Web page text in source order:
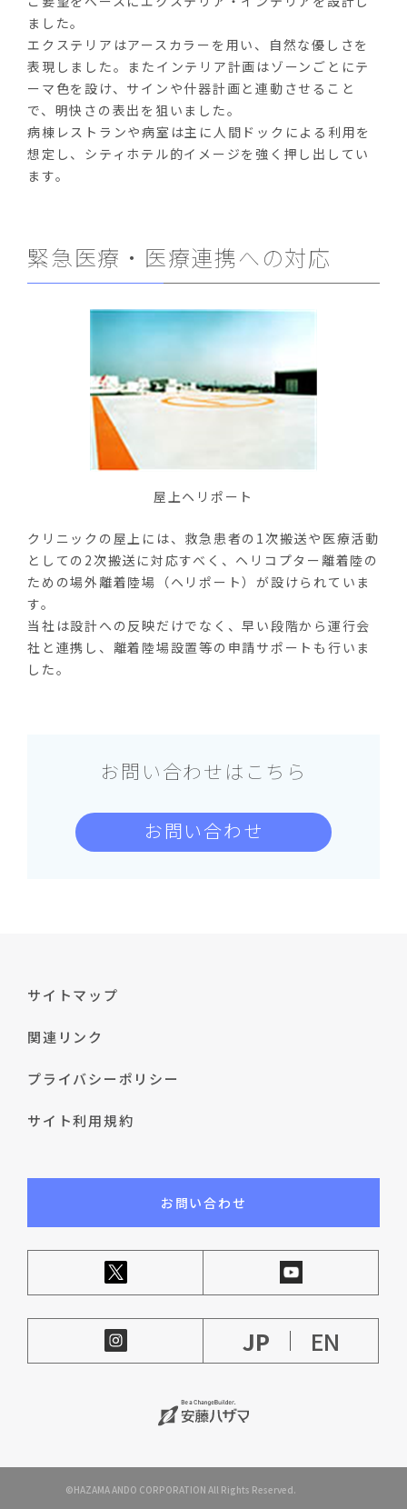
ました。
エクステリアはアースカラーを用い、自然な優しさを
表現しました。またインテリア計画はゾーンごとにテ
ーマ色を設け、サインや什器計画と連動させること
で、明快さの表出を狙いました。
病棟レストランや病室は主に人間ドックによる利用を
想定し、シティホテル的イメージを強く押し出してい
ます。
緊急医療・医療連携への対応
屋上ヘリポート
クリニックの屋上には、救急患者の1次搬送や医療活動
としての2次搬送に対応すべく、ヘリコプター離着陸の
ための場外離着陸場（ヘリポート）が設けられていま
す。
当社は設計への反映だけでなく、早い段階から運行会
社と連携し、離着陸場設置等の申請サポートも行いま
した。
お問い合わせはこちら
お問い合わせ
サイトマップ
関連リンク
プライバシーポリシー
サイト利用規約
お問い合わせ
JP EN
©HAZAMA ANDO CORPORATION All Rights Reserved.